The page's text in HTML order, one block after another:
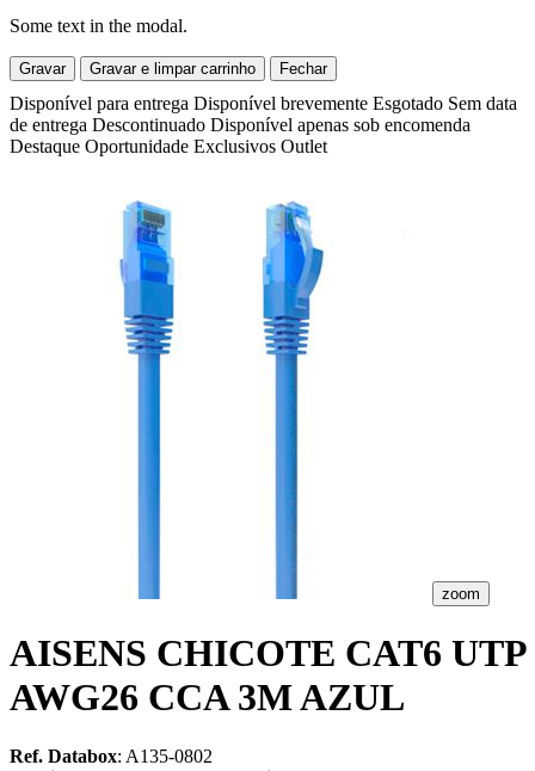
Some text in the modal.
Gravar Gravar e limpar carrinho Fechar
Disponível para entrega Disponível brevemente Esgotado Sem data
de entrega Descontinuado Disponível apenas sob encomenda
Destaque Oportunidade Exclusivos Outlet
zoom
AISENS CHICOTE CAT6 UTP
AWG26 CCA 3M AZUL
Ref. Databox: A135-0802